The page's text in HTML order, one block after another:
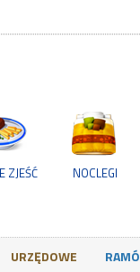
ZJEŚĆ NOCLEGI
URZĘDOWE